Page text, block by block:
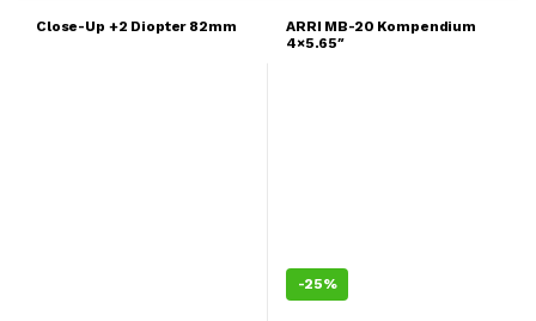
Close-Up +2 Diopter 82mm
ARRI MB-20 Kompendium
4×5.65″
-25%